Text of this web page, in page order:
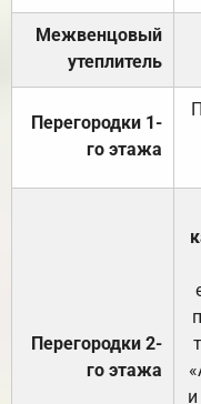
Межвенцовый
утеплитель
Перегородки 1-
го этажа
Перегородки 2-
го этажа